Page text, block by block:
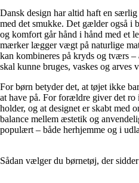
Dansk design har altid haft en
med det smukke. Det gælder også i
og komfort går hånd i hånd med et
mærker lægger vægt på naturlige
kan kombineres på kryds og tværs –
skal kunne bruges, vaskes og arves
For børn betyder det, at tøjet ikke
at have på. For forældre giver det ro
holder, og at designet er skabt med
balance mellem æstetik og
populært – både herhjemme og i
Sådan vælger du børnetøj, der